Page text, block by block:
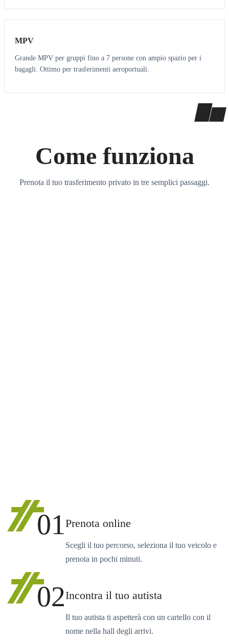
7 7
MPV
Grande MPV per gruppi fino a 7 persone con ampio spazio per i
bagagli. Ottimo per trasferimenti aeroportuali.
Come funziona
Prenota il tuo trasferimento privato in tre semplici passaggi.
01Prenota online
Scegli il tuo percorso, seleziona il tuo veicolo e
prenota in pochi minuti.
02Incontra il tuo autista
Il tuo autista ti aspetterà con un cartello con il
nome nella hall degli arrivi.